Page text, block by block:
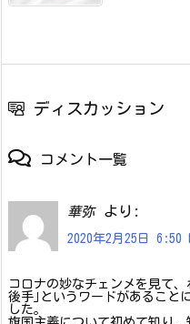
ディスカッション
コメント一覧
華弥 より:
2020年2月25日 6:50
コロナの妙なチェンメを見て
後手｣というワードがあること
した。